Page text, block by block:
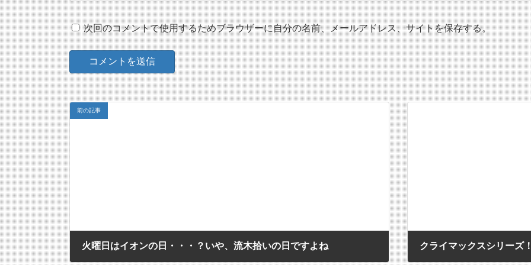
次回のコメントで使用するためブラウザーに自分の名前、メールアドレス、サイトを保存する。
前の記事
火曜日はイオンの日・・・？いや、流木拾いの日ですよね クライマックスシリーズ！